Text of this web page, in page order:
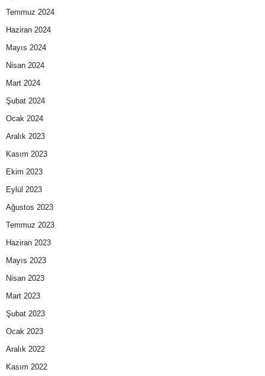
Temmuz 2024
Haziran 2024
Mayıs 2024
Nisan 2024
Mart 2024
Şubat 2024
Ocak 2024
Aralık 2023
Kasım 2023
Ekim 2023
Eylül 2023
Ağustos 2023
Temmuz 2023
Haziran 2023
Mayıs 2023
Nisan 2023
Mart 2023
Şubat 2023
Ocak 2023
Aralık 2022
Kasım 2022